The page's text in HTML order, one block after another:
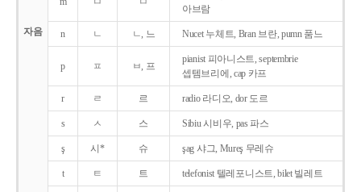
자음
아브람
n ㄴ ㄴ, 느 Nucet 누체트, Bran 브란, pumn 품느
p ㅍ ㅂ, 프
pianist 피아니스트, septembrie
셉템브리에, cap 카프
r ㄹ 르 radio 라디오, dor 도르
s ㅅ 스 Sibiu 시비우, pas 파스
ş 시* 슈 şag 샤그, Mureş 무레슈
t ㅌ 트 telefonist 텔레포니스트, bilet 빌레트